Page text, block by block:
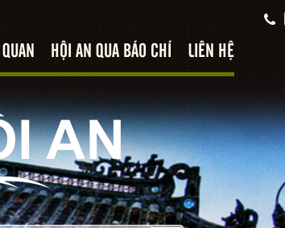
HỘI AN QUA BÁO CHÍ LIÊN HỆ